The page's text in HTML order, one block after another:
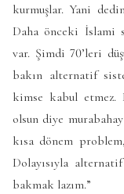
kurmuşlar. Yani
Daha önceki İslami
var. Şimdi 70’leri
bakın alternatif
kimse kabul etmez.
olsun diye
kısa dönem
Dolayısıyla
bakmak lazım.”